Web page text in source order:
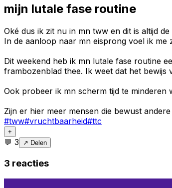
mijn lutale fase routine
Oké dus ik zit nu in mn tww en dit is altijd
In de aanloop naar mn eisprong voel ik me
Dit weekend heb ik mn lutale fase routine
frambozenblad thee. Ik weet dat het bewijs
Ook probeer ik mn scherm tijd te minderen
Zijn er hier meer mensen die bewust
#tww#vruchtbaarheid#ttc
+
💬 3 ↗ Delen
3 reacties